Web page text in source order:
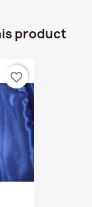
product
favorite_border